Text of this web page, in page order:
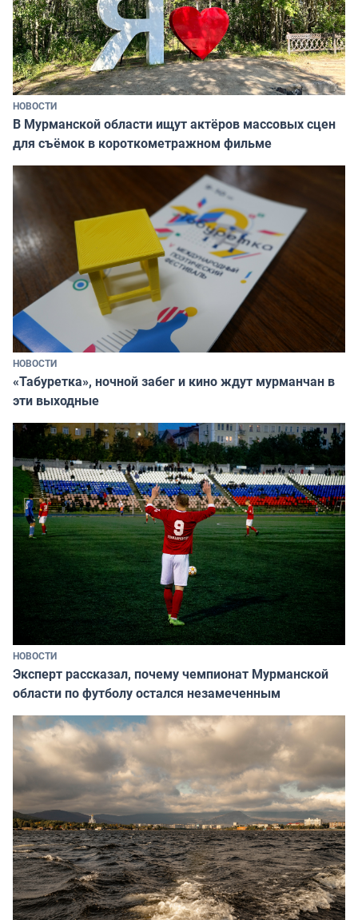
НОВОСТИ
В Мурманской области ищут актёров массовых сцен
для съёмок в короткометражном фильме
НОВОСТИ
«Табуретка», ночной забег и кино ждут мурманчан в
эти выходные
НОВОСТИ
Эксперт рассказал, почему чемпионат Мурманской
области по футболу остался незамеченным